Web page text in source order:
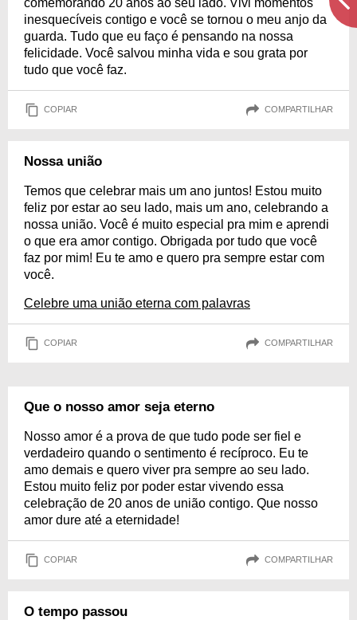
inesquecíveis contigo e você se tornou o meu anjo da
guarda. Tudo que eu faço é pensando na nossa
felicidade. Você salvou minha vida e sou grata por
tudo que você faz.
COPIAR COMPARTILHAR
Nossa união
Temos que celebrar mais um ano juntos! Estou muito
feliz por estar ao seu lado, mais um ano, celebrando a
nossa união. Você é muito especial pra mim e aprendi
o que era amor contigo. Obrigada por tudo que você
faz por mim! Eu te amo e quero pra sempre estar com
você.
Celebre uma união eterna com palavras
COPIAR COMPARTILHAR
Que o nosso amor seja eterno
Nosso amor é a prova de que tudo pode ser fiel e
verdadeiro quando o sentimento é recíproco. Eu te
amo demais e quero viver pra sempre ao seu lado.
Estou muito feliz por poder estar vivendo essa
celebração de 20 anos de união contigo. Que nosso
amor dure até a eternidade!
COPIAR COMPARTILHAR
O tempo passou